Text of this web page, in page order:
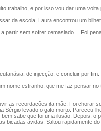
trabalho, e por isso vou dar uma volta
da escola, Laura encontrou um
partir sem sofrer demasiado… Foi
de injecção, e concluir por fim:
nome estranho, que me faz pensar no
as recordações da mãe. Foi chorar
Sérgio levado o gato morto. Pareceu-
sabe que foi uma ilusão. Depois, o
bicadas ávidas. Saltou rapidamente